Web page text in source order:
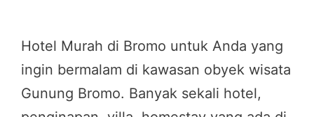
Hotel Murah di Bromo untuk Anda yang
ingin bermalam di kawasan obyek wisata
Gunung Bromo. Banyak sekali hotel,